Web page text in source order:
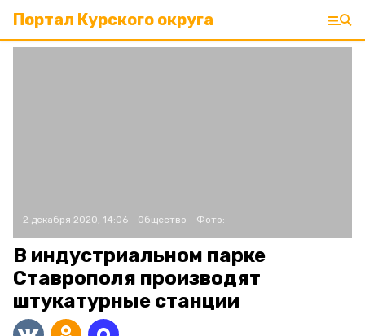
Портал Курского округа
2 декабря 2020, 14:06 Общество Фото:
В индустриальном парке
Ставрополя производят
штукатурные станции